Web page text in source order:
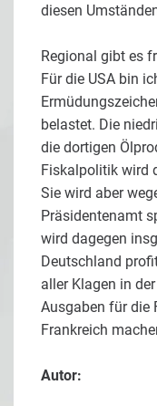
diesen
Regional gibt es
Für die USA bin
belastet. Die
die dortigen
Fiskalpolitik wird
Sie wird aber
Präsidentenamt
wird dagegen
Deutschland
aller Klagen in
Ausgaben für die
Frankreich
Autor: